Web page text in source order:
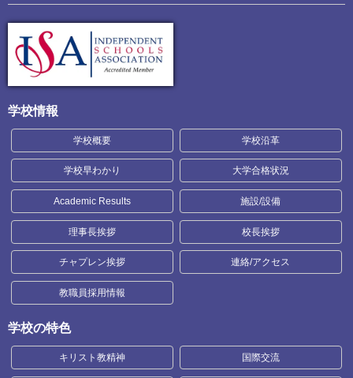
学校情報
学校概要 学校沿革
学校早わかり 大学合格状況
Academic Results 施設/設備
理事長挨拶 校長挨拶
チャプレン挨拶 連絡/アクセス
教職員採用情報
学校の特色
キリスト教精神 国際交流